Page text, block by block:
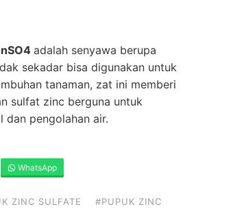
adalah senyawa berupa
sekadar bisa digunakan untuk
tanaman, zat ini memberi
sulfat zinc berguna untuk
dan pengolahan air.
WhatsApp
ZINC SULFATE
#PUPUK ZINC